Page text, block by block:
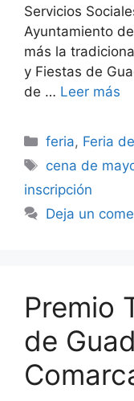
Servicios
Ayuntamiento
más la
y Fiestas de
de … Leer más
Categorías
feria, Feria
Etiquetas
cena de
inscripción
Deja un
Premio
de